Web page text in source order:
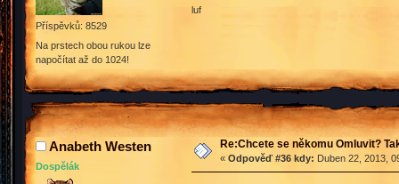
Příspěvků: 8529
Na prstech obou rukou lze
napočítat až do 1024!
luf
Anabeth Westen
Dospělák
Re:Chcete se někomu Omluvit?
« Odpověď #36 kdy: Duben 22, 2013,